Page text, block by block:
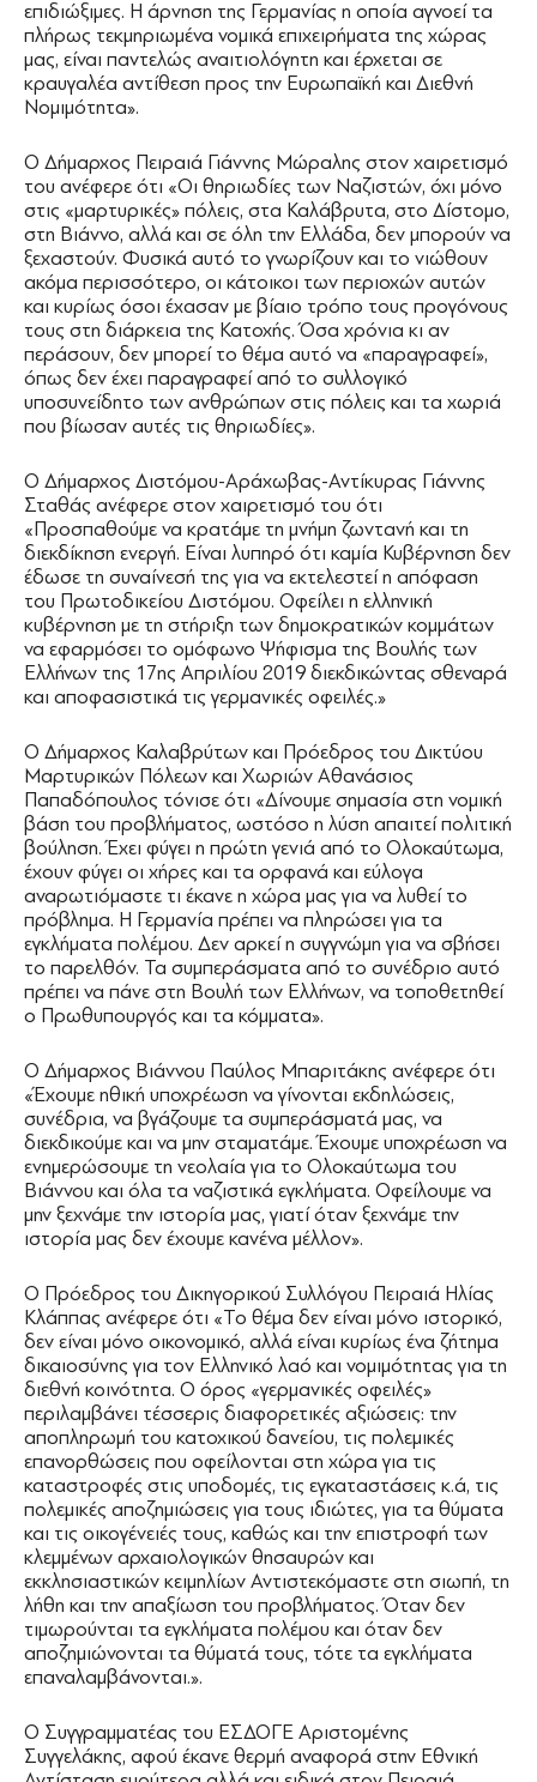
επιδιώξιμες. Η άρνηση της Γερμανίας η οποία αγνοεί τα
πλήρως τεκμηριωμένα νομικά επιχειρήματα της χώρας
μας, είναι παντελώς αναιτιολόγητη και έρχεται σε
κραυγαλέα αντίθεση προς την Ευρωπαϊκή και Διεθνή
Νομιμότητα».
Ο Δήμαρχος Πειραιά Γιάννης Μώραλης στον χαιρετισμό
του ανέφερε ότι «Οι θηριωδίες των Ναζιστών, όχι μόνο
στις «μαρτυρικές» πόλεις, στα Καλάβρυτα, στο Δίστομο,
στη Βιάννο, αλλά και σε όλη την Ελλάδα, δεν μπορούν να
ξεχαστούν. Φυσικά αυτό το γνωρίζουν και το νιώθουν
ακόμα περισσότερο, οι κάτοικοι των περιοχών αυτών
και κυρίως όσοι έχασαν με βίαιο τρόπο τους προγόνους
τους στη διάρκεια της Κατοχής. Όσα χρόνια κι αν
περάσουν, δεν μπορεί το θέμα αυτό να «παραγραφεί»,
όπως δεν έχει παραγραφεί από το συλλογικό
υποσυνείδητο των ανθρώπων στις πόλεις και τα χωριά
που βίωσαν αυτές τις θηριωδίες».
Ο Δήμαρχος Διστόμου-Αράχωβας-Αντίκυρας Γιάννης
Σταθάς ανέφερε στον χαιρετισμό του ότι
«Προσπαθούμε να κρατάμε τη μνήμη ζωντανή και τη
διεκδίκηση ενεργή. Είναι λυπηρό ότι καμία Κυβέρνηση δεν
έδωσε τη συναίνεσή της για να εκτελεστεί η απόφαση
του Πρωτοδικείου Διστόμου. Οφείλει η ελληνική
κυβέρνηση με τη στήριξη των δημοκρατικών κομμάτων
να εφαρμόσει το ομόφωνο Ψήφισμα της Βουλής των
Ελλήνων της 17ης Απριλίου 2019 διεκδικώντας σθεναρά
και αποφασιστικά τις γερμανικές οφειλές.»
Ο Δήμαρχος Καλαβρύτων και Πρόεδρος του Δικτύου
Μαρτυρικών Πόλεων και Χωριών Αθανάσιος
Παπαδόπουλος τόνισε ότι «Δίνουμε σημασία στη νομική
βάση του προβλήματος, ωστόσο η λύση απαιτεί πολιτική
βούληση. Έχει φύγει η πρώτη γενιά από το Ολοκαύτωμα,
έχουν φύγει οι χήρες και τα ορφανά και εύλογα
αναρωτιόμαστε τι έκανε η χώρα μας για να λυθεί το
πρόβλημα. Η Γερμανία πρέπει να πληρώσει για τα
εγκλήματα πολέμου. Δεν αρκεί η συγγνώμη για να σβήσει
το παρελθόν. Τα συμπεράσματα από το συνέδριο αυτό
πρέπει να πάνε στη Βουλή των Ελλήνων, να τοποθετηθεί
ο Πρωθυπουργός και τα κόμματα».
Ο Δήμαρχος Βιάννου Παύλος Μπαριτάκης ανέφερε ότι
«Έχουμε ηθική υποχρέωση να γίνονται εκδηλώσεις,
συνέδρια, να βγάζουμε τα συμπεράσματά μας, να
διεκδικούμε και να μην σταματάμε. Έχουμε υποχρέωση να
ενημερώσουμε τη νεολαία για το Ολοκαύτωμα του
Βιάννου και όλα τα ναζιστικά εγκλήματα. Οφείλουμε να
μην ξεχνάμε την ιστορία μας, γιατί όταν ξεχνάμε την
ιστορία μας δεν έχουμε κανένα μέλλον».
Ο Πρόεδρος του Δικηγορικού Συλλόγου Πειραιά Ηλίας
Κλάππας ανέφερε ότι «Το θέμα δεν είναι μόνο ιστορικό,
δεν είναι μόνο οικονομικό, αλλά είναι κυρίως ένα ζήτημα
δικαιοσύνης για τον Ελληνικό λαό και νομιμότητας για τη
διεθνή κοινότητα. Ο όρος «γερμανικές οφειλές»
περιλαμβάνει τέσσερις διαφορετικές αξιώσεις: την
αποπληρωμή του κατοχικού δανείου, τις πολεμικές
επανορθώσεις που οφείλονται στη χώρα για τις
καταστροφές στις υποδομές, τις εγκαταστάσεις κ.ά, τις
πολεμικές αποζημιώσεις για τους ιδιώτες, για τα θύματα
και τις οικογένειές τους, καθώς και την επιστροφή των
κλεμμένων αρχαιολογικών θησαυρών και
εκκλησιαστικών κειμηλίων Αντιστεκόμαστε στη σιωπή, τη
λήθη και την απαξίωση του προβλήματος. Όταν δεν
τιμωρούνται τα εγκλήματα πολέμου και όταν δεν
αποζημιώνονται τα θύματά τους, τότε τα εγκλήματα
επαναλαμβάνονται.».
Ο Συγγραμματέας του ΕΣΔΟΓΕ Αριστομένης
Συγγελάκης, αφού έκανε θερμή αναφορά στην Εθνική